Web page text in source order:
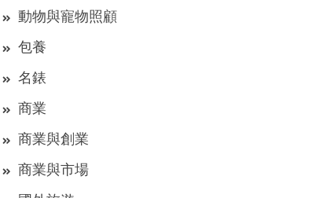
動物與寵物照顧
包養
名錶
商業
商業與創業
商業與市場